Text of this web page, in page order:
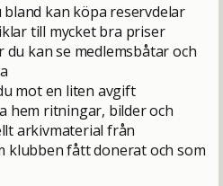
kan köpa reservdelar
till mycket bra priser
kan se medlemsbåtar och
mot en liten avgift
hem ritningar, bilder och
arkivmaterial från
klubben fått donerat och som